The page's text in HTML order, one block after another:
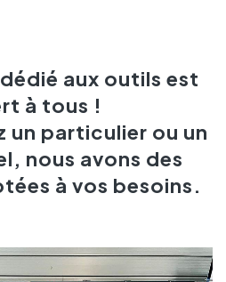
aux outils est
à tous !
un particulier ou un
nous avons des
à vos besoins.